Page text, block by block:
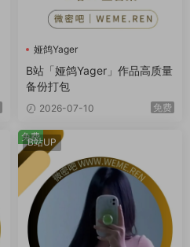
娅鸽Yager
B站「娅鸽Yager」作品高质量
备份打包
2026-07-10 免费
B站UP
免费